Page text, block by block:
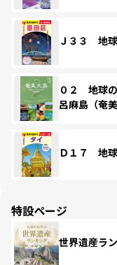
Ｊ３３ 地
０２ 地球
呂麻島（奄
Ｄ１７ 地
特設ページ
世界遺産ラ